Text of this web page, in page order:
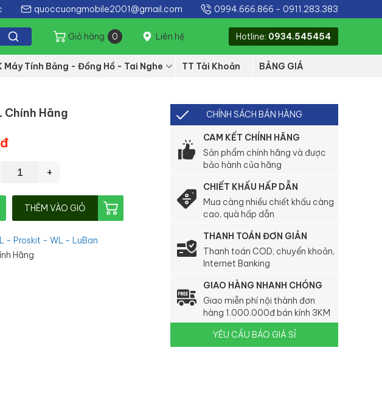
quoccuongmobile2001@gmail.com 0994.666.866 - 0911.283.383
Giỏ hàng 0 Liên hệ Hotline: 0934.545454
Máy Tính Bảng - Đồng Hồ - Tai Nghe TT Tài Khoản BẢNG GIÁ
Chính Hãng
+
THÊM VÀO GIỎ
- Proskit - WL - LuBan
Hãng
CHÍNH SÁCH BÁN HÀNG
CAM KẾT CHÍNH HÃNG
Sản phẩm chính hãng và được
bảo hành của hãng
CHIẾT KHẤU HẤP DẪN
Mua càng nhiều chiết khấu càng
cao, quà hấp dẫn
THANH TOÁN ĐƠN GIẢN
Thanh toán COD, chuyển khoản,
Internet Banking
GIAO HÀNG NHANH CHÓNG
Giao miễn phí nội thành đơn
hàng 1.000.000đ bán kính 3KM
YÊU CẦU BÁO GIÁ SỈ